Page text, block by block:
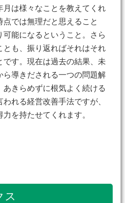
は様々なことを教えてくれ
点では無理だと思えること
可能になるということ。さら
とも、振り返ればそれはそれ
です。現在は過去の結果、未
ら導きだされる一つの問題解
きらめずに根気よく続ける
れる経営改善手法ですが、
を持たせてくれます。
ス